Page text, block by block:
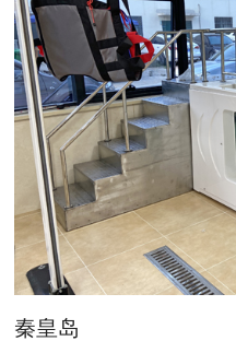
秦皇岛